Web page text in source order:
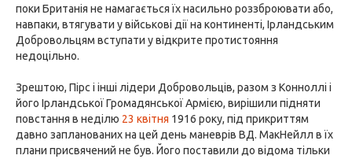
поки Британія не намагається їх насильно роззброювати або,
навпаки, втягувати у військові дії на континенті, Ірландським
Добровольцям вступати у відкрите протистояння
недоцільно.
Зрештою, Пірс і інші лідери Добровольців, разом з Конноллі і
його Ірландської Громадянської Армією, вирішили підняти
повстання в неділю 23 квітня 1916 року, під прикриттям
давно запланованих на цей день маневрів ВД. МакНейлл в їх
плани присвячений не був. Його поставили до відома тільки